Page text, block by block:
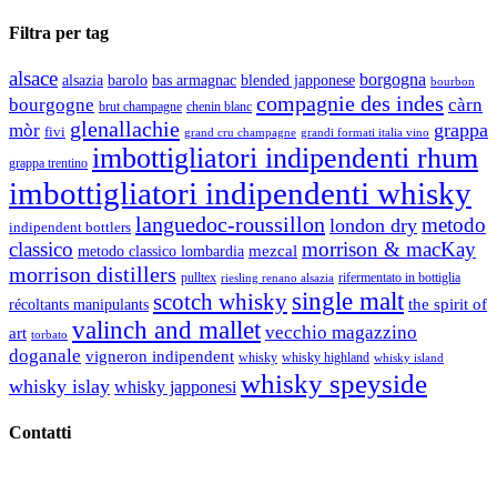
Filtra per tag
alsace alsazia barolo bas armagnac blended japponese borgogna bourbon
bourgogne brut champagne chenin blanc compagnie des indes càrn
mòr fivi glenallachie grand cru champagne grandi formati italia vino grappa
grappa trentino imbottigliatori indipendenti rhum
imbottigliatori indipendenti whisky
indipendent bottlers languedoc-roussillon london dry metodo
classico metodo classico lombardia mezcal morrison & macKay
morrison distillers pulltex riesling renano alsazia rifermentato in bottiglia
récoltants manipulants scotch whisky single malt the spirit of
art torbato valinch and mallet vecchio magazzino
doganale vigneron indipendent whisky whisky highland whisky island
whisky islay whisky japponesi whisky speyside
Contatti